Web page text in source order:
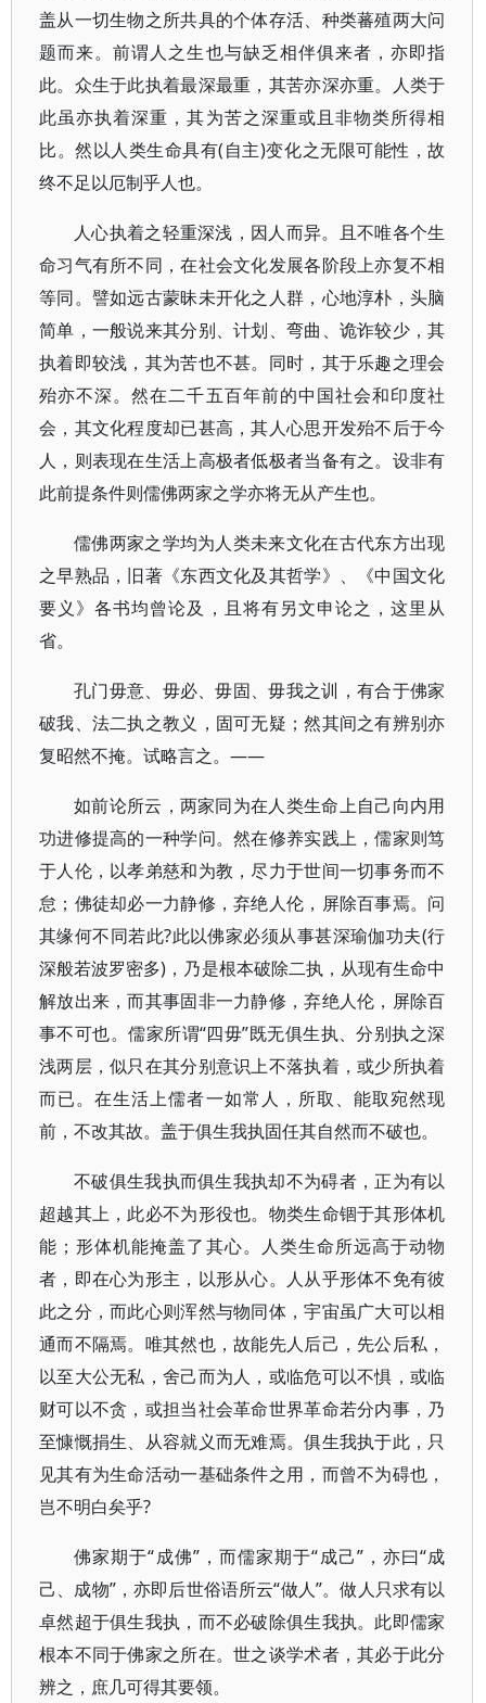
盖从一切生物之所共具的个体存活、种类蕃殖两大问
题而来。前谓人之生也与缺乏相伴俱来者，亦即指
此。众生于此执着最深最重，其苦亦深亦重。人类于
此虽亦执着深重，其为苦之深重或且非物类所得相
比。然以人类生命具有(自主)变化之无限可能性，故
终不足以厄制乎人也。
人心执着之轻重深浅，因人而异。且不唯各个生
命习气有所不同，在社会文化发展各阶段上亦复不相
等同。譬如远古蒙昧未开化之人群，心地淳朴，头脑
简单，一般说来其分别、计划、弯曲、诡诈较少，其
执着即较浅，其为苦也不甚。同时，其于乐趣之理会
殆亦不深。然在二千五百年前的中国社会和印度社
会，其文化程度却已甚高，其人心思开发殆不后于今
人，则表现在生活上高极者低极者当备有之。设非有
此前提条件则儒佛两家之学亦将无从产生也。
儒佛两家之学均为人类未来文化在古代东方出现
之早熟品，旧著《东西文化及其哲学》、《中国文化
要义》各书均曾论及，且将有另文申论之，这里从
省。
孔门毋意、毋必、毋固、毋我之训，有合于佛家
破我、法二执之教义，固可无疑；然其间之有辨别亦
复昭然不掩。试略言之。——
如前论所云，两家同为在人类生命上自己向内用
功进修提高的一种学问。然在修养实践上，儒家则笃
于人伦，以孝弟慈和为教，尽力于世间一切事务而不
怠；佛徒却必一力静修，弃绝人伦，屏除百事焉。问
其缘何不同若此?此以佛家必须从事甚深瑜伽功夫(行
深般若波罗密多)，乃是根本破除二执，从现有生命中
解放出来，而其事固非一力静修，弃绝人伦，屏除百
事不可也。儒家所谓“四毋”既无俱生执、分别执之深
浅两层，似只在其分别意识上不落执着，或少所执着
而已。在生活上儒者一如常人，所取、能取宛然现
前，不改其故。盖于俱生我执固任其自然而不破也。
不破俱生我执而俱生我执却不为碍者，正为有以
超越其上，此必不为形役也。物类生命锢于其形体机
能；形体机能掩盖了其心。人类生命所远高于动物
者，即在心为形主，以形从心。人从乎形体不免有彼
此之分，而此心则浑然与物同体，宇宙虽广大可以相
通而不隔焉。唯其然也，故能先人后己，先公后私，
以至大公无私，舍己而为人，或临危可以不惧，或临
财可以不贪，或担当社会革命世界革命若分内事，乃
至慷慨捐生、从容就义而无难焉。俱生我执于此，只
见其有为生命活动一基础条件之用，而曾不为碍也，
岂不明白矣乎?
佛家期于“成佛”，而儒家期于“成己”，亦曰“成
己、成物”，亦即后世俗语所云“做人”。做人只求有以
卓然超于俱生我执，而不必破除俱生我执。此即儒家
根本不同于佛家之所在。世之谈学术者，其必于此分
辨之，庶几可得其要领。